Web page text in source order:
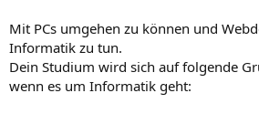
Mit PCs umgehen zu können und
Informatik zu tun.
Dein Studium wird sich auf folgende
wenn es um Informatik geht: